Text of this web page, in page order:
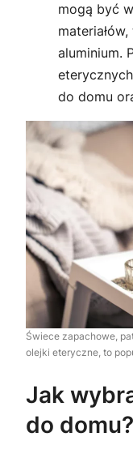
mogą być
aluminium.
do domu
Świece zapachowe,
olejki eteryczne, to
Jak
do domu?